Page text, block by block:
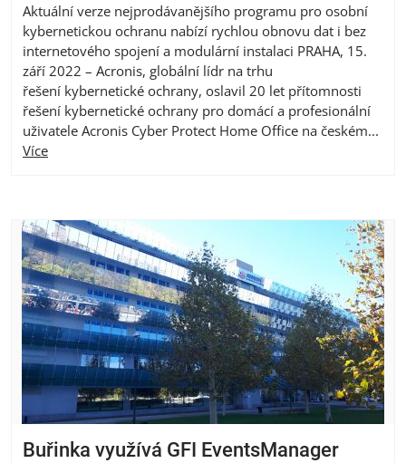
Aktuální verze nejprodávanějšího programu pro osobní
kybernetickou ochranu nabízí rychlou obnovu dat i bez
internetového spojení a modulární instalaci PRAHA, 15.
září 2022 – Acronis, globální lídr na trhu
řešení kybernetické ochrany, oslavil 20 let přítomnosti
řešení kybernetické ochrany pro domácí a profesionální
uživatele Acronis Cyber Protect Home Office na českém...
Více
Buřinka využívá GFI EventsManager